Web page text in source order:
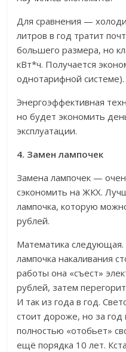
Для сравнения —
литров в год тратит
большего размера, но
кВт*ч. Получается
однотарифной системе).
Энергоэффективная
но будет экономить
эксплуатации.
4. Замен лампочек
Замена лампочек —
сэкономить на ЖКХ.
лампочка, которую
рублей.
Математика
лампочка накаливания
работы она «съест»
рублей, затем
И так из года в год.
стоит дороже, но за
полностью «отобьет»
ещё порядка 10 лет.